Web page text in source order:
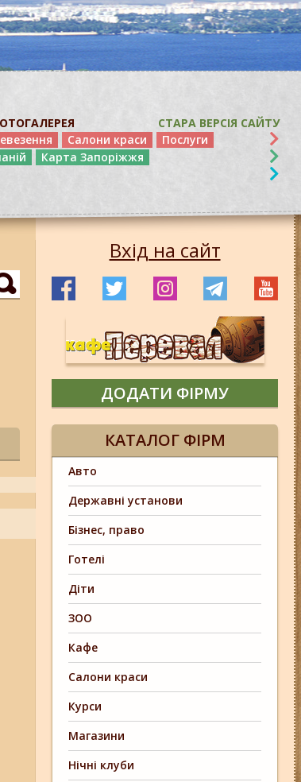
СТАРА ВЕРСІЯ САЙТУ
Салони краси
Послуги
Карта Запоріжжя
Вхід на сайт
ДОДАТИ ФІРМУ
КАТАЛОГ ФІРМ
Авто
Державні установи
Бізнес, право
Готелі
Діти
ЗОО
Кафе
Салони краси
Курси
Магазини
Нічні клуби